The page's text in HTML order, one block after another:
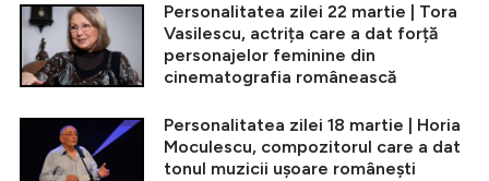
Personalitatea zilei 22 martie | Tora
Vasilescu, actrița care a dat forță
personajelor feminine din
cinematografia românească
Personalitatea zilei 18 martie | Horia
Moculescu, compozitorul care a dat
tonul muzicii ușoare românești